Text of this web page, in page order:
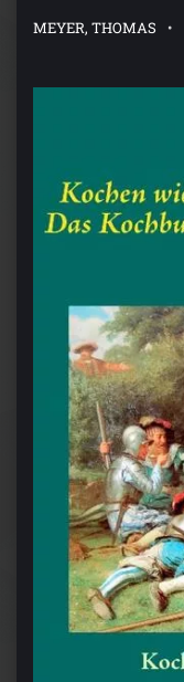
MEYER, THOMAS